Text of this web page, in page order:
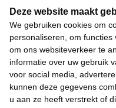
Deze website maakt
We gebruiken cookies om
personaliseren, om
om ons websiteverkeer te
informatie over uw gebruik
voor social media,
kunnen deze gegevens
u aan ze heeft verstrekt of
Over